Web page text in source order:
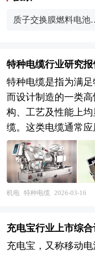
质子交换膜燃料电池
特种电缆行业研究报
特种电缆是指为满
而设计制造的一类
构、工艺及性能上
缆。这类电缆通常
蚀、高辐射、剧烈
景，具备耐高温、
火、防水、防油、
性、耐磨损、耐紫
脂、聚酰亚胺、氧化
结构设计（如梅花芯
机电 特种电缆 2026-03-16
充电宝行业上市综
充电宝，又称移动